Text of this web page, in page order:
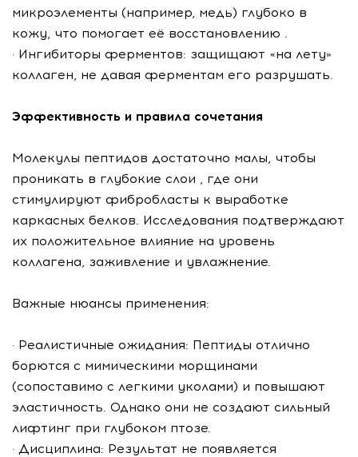
микроэлементы (например, медь) глубоко в
кожу, что помогает её восстановлению .
· Ингибиторы ферментов: защищают «на лету»
коллаген, не давая ферментам его разрушать.
Эффективность и правила сочетания
Молекулы пептидов достаточно малы, чтобы
проникать в глубокие слои , где они
стимулируют фибробласты к выработке
каркасных белков. Исследования подтверждают
их положительное влияние на уровень
коллагена, заживление и увлажнение.
Важные нюансы применения:
· Реалистичные ожидания: Пептиды отлично
борются с мимическими морщинами
(сопоставимо с легкими уколами) и повышают
эластичность. Однако они не создают сильный
лифтинг при глубоком птозе.
· Дисциплина: Результат не появляется